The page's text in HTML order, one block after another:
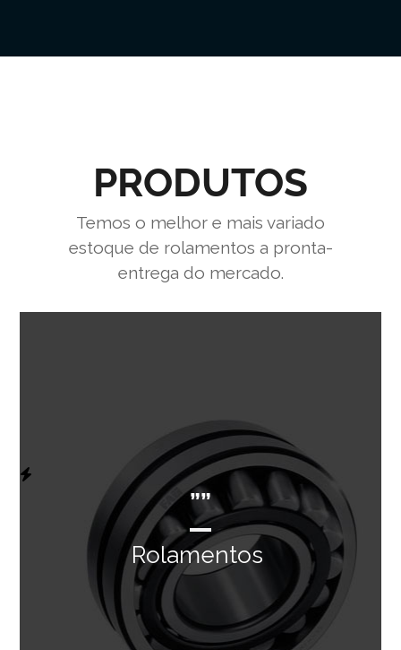
PRODUTOS
Temos o melhor e mais variado
estoque de rolamentos a pronta-
entrega do mercado.
””
Rolamentos